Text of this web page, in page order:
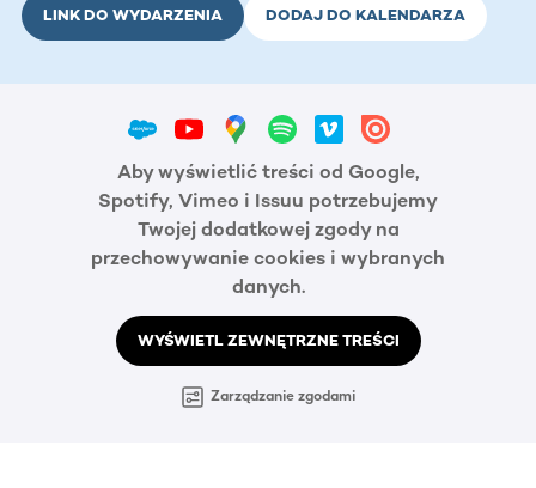
LINK DO WYDARZENIA DODAJ DO KALENDARZA
Aby wyświetlić treści od Google,
Spotify, Vimeo i Issuu potrzebujemy
Twojej dodatkowej zgody na
przechowywanie cookies i wybranych
danych.
WYŚWIETL ZEWNĘTRZNE TREŚCI
Zarządzanie zgodami